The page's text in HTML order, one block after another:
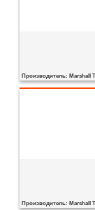
Производитель: Marshall
Производитель: Marshall